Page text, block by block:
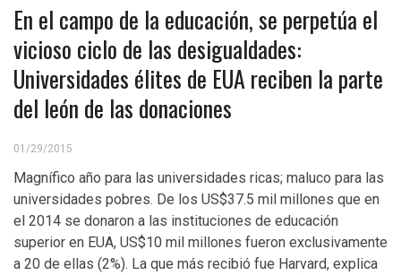
En el campo de la educación, se perpetúa el
vicioso ciclo de las desigualdades:
Universidades élites de EUA reciben la parte
del león de las donaciones
01/29/2015
Magnífico año para las universidades ricas; maluco para las
universidades pobres. De los US$37.5 mil millones que en
el 2014 se donaron a las instituciones de educación
superior en EUA, US$10 mil millones fueron exclusivamente
a 20 de ellas (2%). La que más recibió fue Harvard, explica